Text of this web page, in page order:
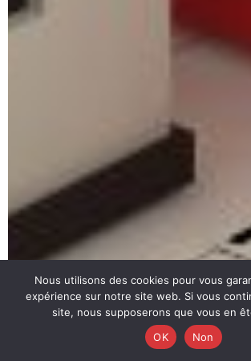
Nous utilisons des cookies pour vous
expérience sur notre site web. Si vous
site, nous supposerons que vous en
OK
Non